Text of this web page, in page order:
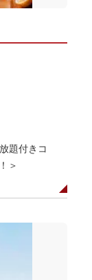
題付きコ
＞